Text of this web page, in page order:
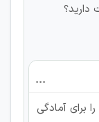
برای آمادگی